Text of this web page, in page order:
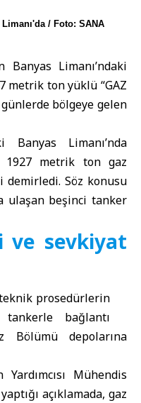
/ Foto: SANA
Banyas Limanı’ndaki
metrik ton yüklü “GAZ
bölgeye gelen
Banyas Limanı’nda
1927 metrik ton gaz
demirledi. Söz konusu
ulaşan beşinci tanker
ve sevkiyat
prosedürlerin
tankerle bağlantı
Bölümü depolarına
Mühendis
açıklamada, gaz